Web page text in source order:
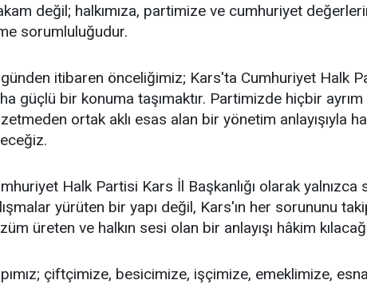
değil; halkımıza, partimize ve cumhuriyet
sorumluluğudur.
itibaren önceliğimiz; Kars'ta Cumhuriyet Halk
güçlü bir konuma taşımaktır. Partimizde hiçbir ayrım
ortak aklı esas alan bir yönetim anlayışıyla
Halk Partisi Kars İl Başkanlığı olarak yalnızca
yürüten bir yapı değil, Kars'ın her sorununu
üreten ve halkın sesi olan bir anlayışı hâkim
çiftçimize, besicimize, işçimize, emeklimize,